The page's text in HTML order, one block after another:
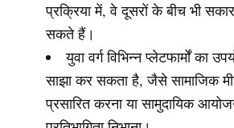
प्रक्रिया में, वे दूसरों के बीच भी
सकते हैं।
युवा वर्ग विभिन्न प्लेटफार्मों का
साझा कर सकता है, जैसे सामाजिक
प्रसारित करना या सामुदायिक